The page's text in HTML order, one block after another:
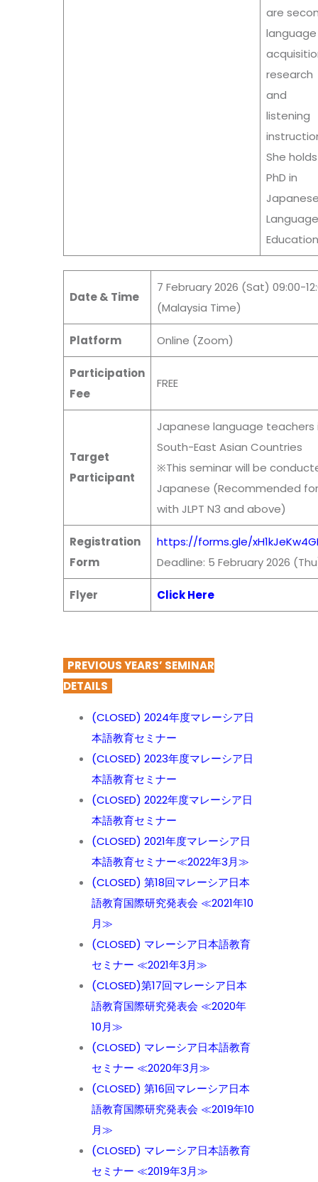
are
language
research
and
listening
She
PhD in
Language
Date & Time
7 February2026 (Sat) 09:00-
(Malaysia Time)
Platform Online (Zoom)
Participation
Fee
FREE
Target
Participant
Japanese language teachers
South-East Asian Countries
※This seminar will be
Japanese (Recommended
with JLPT N3 and above)
Registration
Form
https://forms.gle/
Deadline: 5 February 2026
Flyer Click Here
PREVIOUS YEARS’ SEMINAR
DETAILS
(CLOSED) 2024年度マレーシア日
本語教育セミナー
(CLOSED) 2023年度マレーシア日
本語教育セミナー
(CLOSED) 2022年度マレーシア日
本語教育セミナー
(CLOSED) 2021年度マレーシア日
本語教育セミナー≪2022年3月≫
(CLOSED) 第18回マレーシア日本
語教育国際研究発表会 ≪2021年10
月≫
(CLOSED) マレーシア日本語教育
セミナー ≪2021年3月≫
(CLOSED)第17回マレーシア日本
語教育国際研究発表会 ≪2020年
10月≫
(CLOSED) マレーシア日本語教育
セミナー ≪2020年3月≫
(CLOSED) 第16回マレーシア日本
語教育国際研究発表会 ≪2019年10
月≫
(CLOSED) マレーシア日本語教育
セミナー ≪2019年3月≫